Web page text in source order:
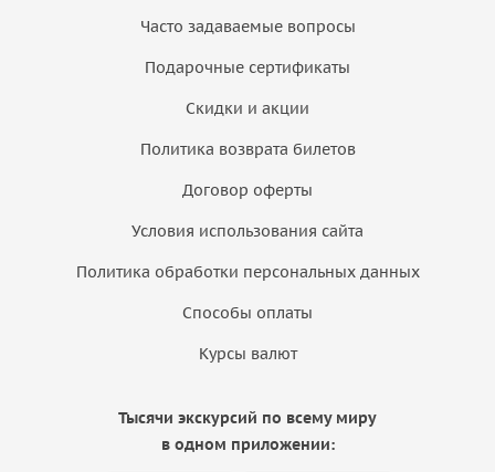
Часто задаваемые вопросы
Подарочные сертификаты
Скидки и акции
Политика возврата билетов
Договор оферты
Условия использования сайта
Политика обработки персональных данных
Способы оплаты
Курсы валют
Тысячи экскурсий по всему миру
в одном приложении: